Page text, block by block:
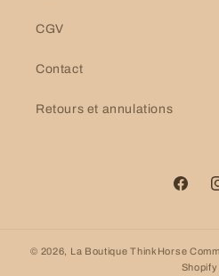
CGV
Contact
Retours et annulations
© 2026, La Boutique ThinkHorse
Shopify